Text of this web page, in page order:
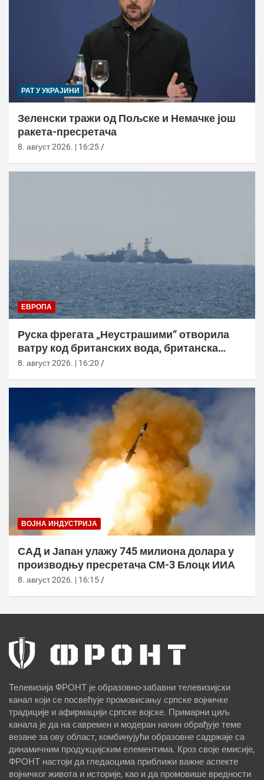
РАТ У УКРАЈИНИ
Зеленски тражи од Пољске и Немачке још
ракета-пресретача
8. август 2026. | 16:25
ЕВРОПА
Руска фрегата „Неустрашими“ отворила
ватру код британских вода, британска
морнарица појачала праћење
8. август 2026. | 16:20
ВОЈНА ИНДУСТРИЈА
САД и Јапан улажу 745 милиона долара у
производњу пресретача СМ-3 Блоцк ИИА
8. август 2026. | 16:15
Телевизија ФРОНТ је образовно-забавни телевизијски
канал који се посвећује промовисању српске војничке
традиције и афирмацији српске војске. Примарни циљ
канала је да на савремен и модеран начин обрађује теме
везане за ову област, комбинујући образовне садржаје са
динамичним продукцијским елементима. Кроз своје емисије,
ФРОНТ настоји да гледаоцима приближи важне аспекте
војничког живота и историје, као и да промовише вредности